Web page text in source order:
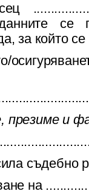
се
за който
презиме и
съдебно
на